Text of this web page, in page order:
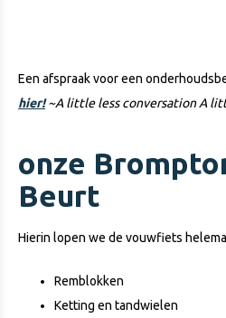
Een afspraak voor een
hier!~A little less conversation A
onze
Beurt
Hierin lopen we de vouwfiets
Remblokken
Ketting en tandwielen